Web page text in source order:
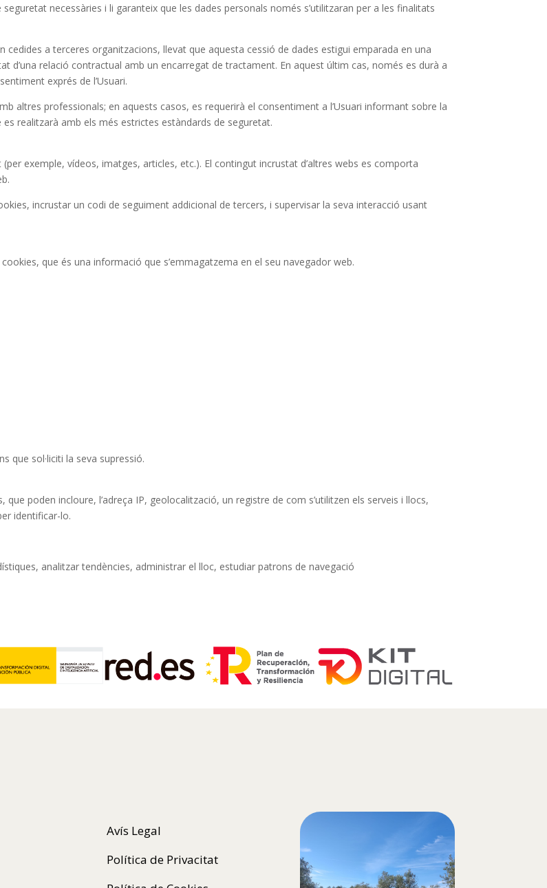
necessàries i li garanteix que les dades personals només s’utilitzaran per a les finalitats
cedides a terceres organitzacions, llevat que aquesta cessió de dades estigui emparada en una
d’una relació contractual amb un encarregat de tractament. En aquest últim cas, només es durà a
exprés de l’Usuari.
altres professionals; en aquests casos, es requerirà el consentiment a l’Usuari informant sobre la
realitzarà amb els més estrictes estàndards de seguretat.
exemple, vídeos, imatges, articles, etc.). El contingut incrustat d’altres webs es comporta
incrustar un codi de seguiment addicional de tercers, i supervisar la seva interacció usant
que és una informació que s’emmagatzema en el seu navegador web.
que sol·liciti la seva supressió.
poden incloure, l’adreça IP, geolocalització, un registre de com s’utilitzen els serveis i llocs,
identificar-lo.
analitzar tendències, administrar el lloc, estudiar patrons de navegació
Avís Legal
Política de Privacitat